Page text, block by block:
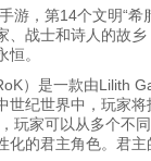
，第14个文明“希
战士和诗人的故
。
）是一款由Lilith
纪世界中，玩家
玩家可以从多个不
的君主角色。君